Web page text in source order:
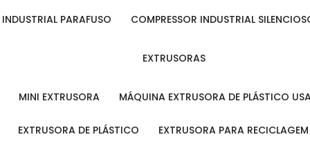
INDUSTRIAL PARAFUSO COMPRESSOR INDUSTRIAL
EXTRUSORAS
MINI EXTRUSORA MÁQUINA EXTRUSORA DE PLÁSTICO
EXTRUSORA DE PLÁSTICO EXTRUSORA PARA RECICLAGEM